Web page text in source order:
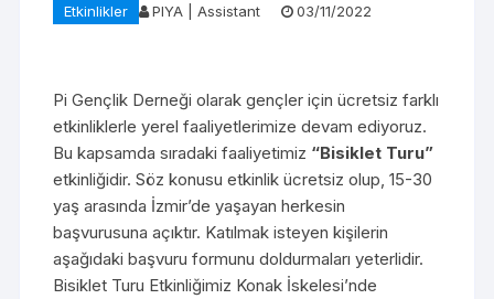
Etkinlikler PIYA | Assistant 03/11/2022
Pi Gençlik Derneği olarak gençler için ücretsiz farklı
etkinliklerle yerel faaliyetlerimize devam ediyoruz.
Bu kapsamda sıradaki faaliyetimiz “Bisiklet Turu”
etkinliğidir. Söz konusu etkinlik ücretsiz olup, 15-30
yaş arasında İzmir’de yaşayan herkesin
başvurusuna açıktır. Katılmak isteyen kişilerin
aşağıdaki başvuru formunu doldurmaları yeterlidir.
Bisiklet Turu Etkinliğimiz Konak İskelesi’nde